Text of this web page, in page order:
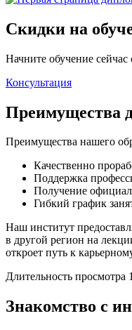
Скидки на
Начните обучение
Консультация
Преимущества
Преимущества нашего
Качественно
Поддержка
Получение
Гибкий график
Наш институт
в другой регион на
откроет путь к
Длительность просмотра
Знакомство с